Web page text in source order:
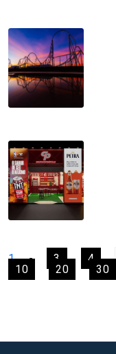
1 - 3 4
10
20 30